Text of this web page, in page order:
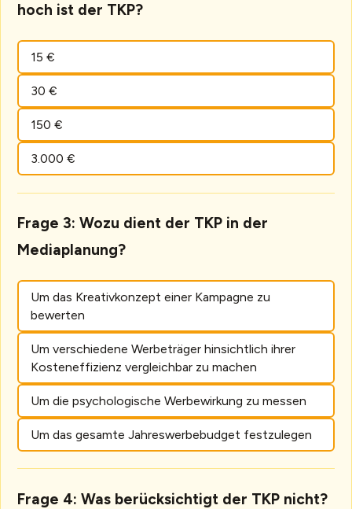
hoch ist der TKP?
15 €
30 €
150 €
3.000 €
Frage 3: Wozu dient der TKP in der
Mediaplanung?
Um das Kreativkonzept einer Kampagne zu
bewerten
Um verschiedene Werbeträger hinsichtlich ihrer
Kosteneffizienz vergleichbar zu machen
Um die psychologische Werbewirkung zu messen
Um das gesamte Jahreswerbebudget festzulegen
Frage 4: Was berücksichtigt der TKP nicht?